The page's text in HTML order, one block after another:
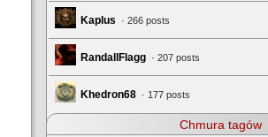
Kaplus · 266 posts
RandallFlagg · 207 posts
Khedron68 · 177 posts
Chmura tagów